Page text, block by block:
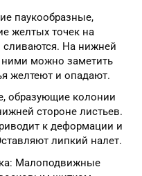
паукообразные,
желтых точек на
сливаются. На нижней
можно заметить
желтеют и опадают.
образующие колонии
стороне листьев.
к деформации и
липкий налет.
Малоподвижные